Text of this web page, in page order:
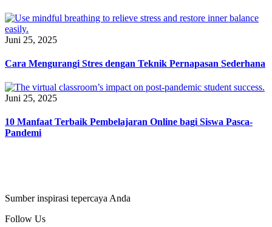
Juni 25, 2025
Cara Mengurangi Stres dengan Teknik Pernapasan Sederhana
Juni 25, 2025
10 Manfaat Terbaik Pembelajaran Online bagi Siswa Pasca-
Pandemi
Sumber inspirasi tepercaya Anda
Follow Us